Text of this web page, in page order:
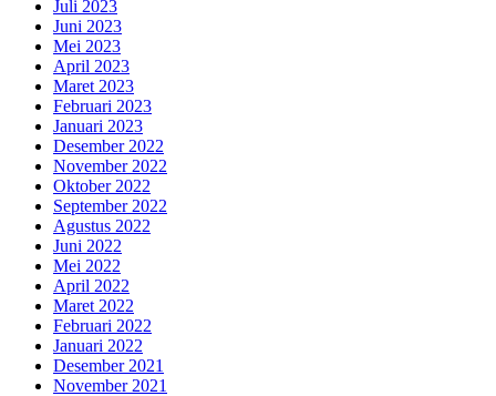
Juli 2023
Juni 2023
Mei 2023
April 2023
Maret 2023
Februari 2023
Januari 2023
Desember 2022
November 2022
Oktober 2022
September 2022
Agustus 2022
Juni 2022
Mei 2022
April 2022
Maret 2022
Februari 2022
Januari 2022
Desember 2021
November 2021